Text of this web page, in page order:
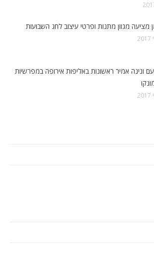
מציעה מגוון מתנות ופרטי עיצוב לחג השבועות
ונינה אמיר ראשונות באליפות אירופה במפרשיות